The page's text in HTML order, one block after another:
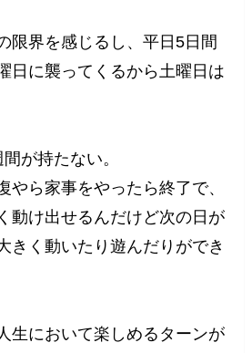
限界を感じるし、平日5日間
日に襲ってくるから土曜日は
が持たない。
やら家事をやったら終了で、
動け出せるんだけど次の日が
きく動いたり遊んだりができ
生において楽しめるターンが